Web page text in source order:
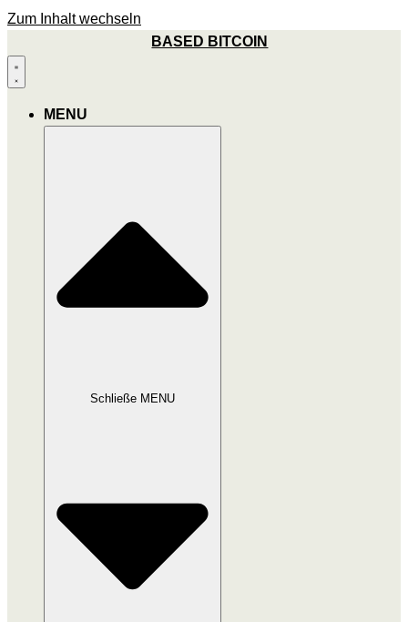
Zum Inhalt wechseln
BASED BITCOIN
MENU
Schließe MENU